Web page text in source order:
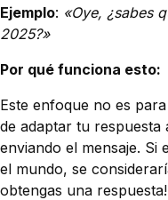
Ejemplo: «Oye, ¿sabes
2025?»
Por qué funciona esto:
Este enfoque no es
de adaptar tu respuesta
enviando el mensaje. Si
el mundo, se
obtengas una respuesta!